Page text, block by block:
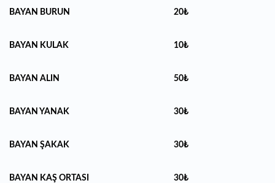
BAYAN BURUN 20₺
BAYAN KULAK 10₺
BAYAN ALIN 50₺
BAYAN YANAK 30₺
BAYAN ŞAKAK 30₺
BAYAN KAŞ ORTASI 30₺